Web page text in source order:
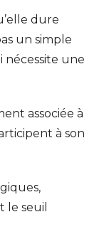
dure
un simple
nécessite une
associée à
à son
le seuil